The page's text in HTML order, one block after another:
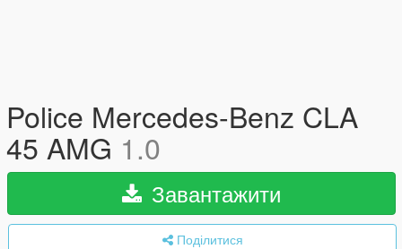
Police Mercedes-Benz CLA
45 AMG 1.0
Завантажити
Поділитися